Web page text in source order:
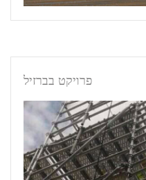
פרויקט בברזיל